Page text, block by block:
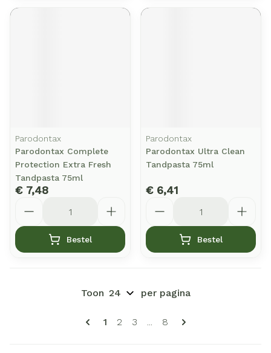
Parodontax
Parodontax Complete
Protection Extra Fresh
Tandpasta 75ml
€ 7,48
Bestel
Parodontax
Parodontax Ultra Clean
Tandpasta 75ml
€ 6,41
Bestel
Pagina's
U lees momenteel pagina
1 Pagina
2 Pagina
3 ... Pagina
8
Toon per pagina